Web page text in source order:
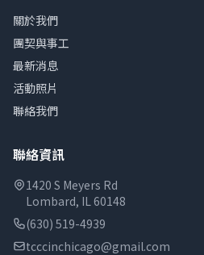
關於我們
團契與事工
最新消息
活動照片
聯絡我們
聯絡資訊
1420 S Meyers Rd
Lombard, IL 60148
(630) 519-4939
tcccinchicago@gmail.com